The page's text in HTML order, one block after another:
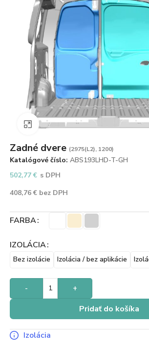
Zväčšiť obrázok
Zadné dvere (2975(L2), 1200)
Katalógové číslo: ABS193LHD-T-GH
502,77€ s DPH
408,76€ bez DPH
FARBA
IZOLÁCIA
Bez izolácie Izolácia / bez aplikácie
- +
Pridať do košíka
Izolácia